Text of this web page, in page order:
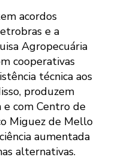
acordos
e a
Agropecuária
cooperativas
técnica aos
produzem
com Centro de
Miguez de Mello
aumentada
alternativas.